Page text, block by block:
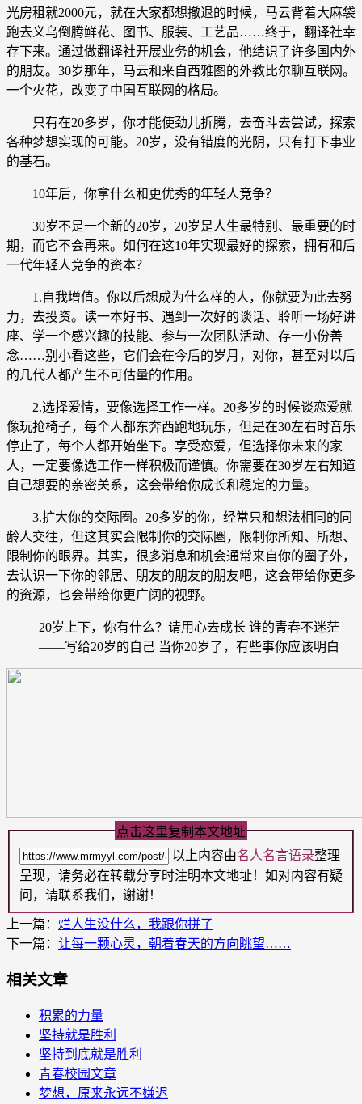
光房租就2000元，就在大家都想撤退的时候，马云背着大麻袋
跑去义乌倒腾鲜花、图书、服装、工艺品……终于，翻译社幸
存下来。通过做翻译社开展业务的机会，他结识了许多国内外
的朋友。30岁那年，马云和来自西雅图的外教比尔聊互联网。
一个火花，改变了中国互联网的格局。
只有在20多岁，你才能使劲儿折腾，去奋斗去尝试，探索
各种梦想实现的可能。20岁，没有错度的光阴，只有打下事业
的基石。
10年后，你拿什么和更优秀的年轻人竞争？
30岁不是一个新的20岁，20岁是人生最特别、最重要的时
期，而它不会再来。如何在这10年实现最好的探索，拥有和后
一代年轻人竞争的资本？
1.自我增值。你以后想成为什么样的人，你就要为此去努
力，去投资。读一本好书、遇到一次好的谈话、聆听一场好讲
座、学一个感兴趣的技能、参与一次团队活动、存一小份善
念……别小看这些，它们会在今后的岁月，对你，甚至对以后
的几代人都产生不可估量的作用。
2.选择爱情，要像选择工作一样。20多岁的时候谈恋爱就
像玩抢椅子，每个人都东奔西跑地玩乐，但是在30左右时音乐
停止了，每个人都开始坐下。享受恋爱，但选择你未来的家
人，一定要像选工作一样积极而谨慎。你需要在30岁左右知道
自己想要的亲密关系，这会带给你成长和稳定的力量。
3.扩大你的交际圈。20多岁的你，经常只和想法相同的同
龄人交往，但这其实会限制你的交际圈，限制你所知、所想、
限制你的眼界。其实，很多消息和机会通常来自你的圈子外，
去认识一下你的邻居、朋友的朋友的朋友吧，这会带给你更多
的资源，也会带给你更广阔的视野。
20岁上下，你有什么？请用心去成长 谁的青春不迷茫
——写给20岁的自己 当你20岁了，有些事你应该明白
点击这里复制本文地址
以上内容由名人名言语录整理
呈现，请务必在转载分享时注明本文地址！如对内容有疑
问，请联系我们，谢谢！
上一篇： 烂人生没什么，我跟你拼了
下一篇： 让每一颗心灵，朝着春天的方向眺望……
相关文章
积累的力量
坚持就是胜利
坚持到底就是胜利
青春校园文章
梦想，原来永远不嫌迟